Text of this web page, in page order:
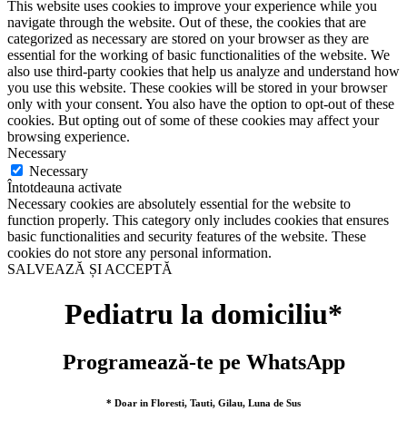
This website uses cookies to improve your experience while you
navigate through the website. Out of these, the cookies that are
categorized as necessary are stored on your browser as they are
essential for the working of basic functionalities of the website. We
also use third-party cookies that help us analyze and understand how
you use this website. These cookies will be stored in your browser
only with your consent. You also have the option to opt-out of these
cookies. But opting out of some of these cookies may affect your
browsing experience.
Necessary
Necessary
Întotdeauna activate
Necessary cookies are absolutely essential for the website to
function properly. This category only includes cookies that ensures
basic functionalities and security features of the website. These
cookies do not store any personal information.
SALVEAZĂ ȘI ACCEPTĂ
Pediatru la domiciliu*
Programează-te pe WhatsApp
* Doar in Floresti, Tauti, Gilau, Luna de Sus